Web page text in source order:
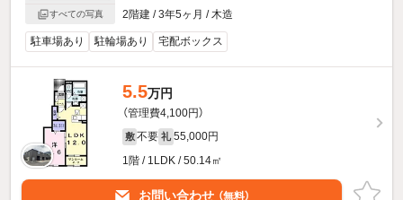
すべての写真
2階建 / 3年5ヶ月 / 木造
駐車場あり 駐輪場あり 宅配ボックス
5.5万円
（管理費4,100円）
敷 不要 礼 55,000円
1階 / 1LDK / 50.14㎡
お問い合わせ （無料）